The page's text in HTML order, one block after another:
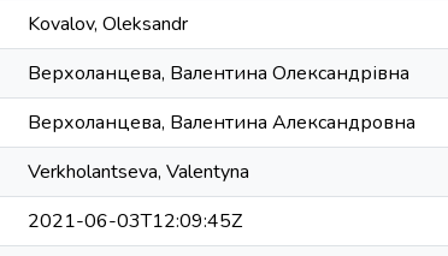
Kovalov, Oleksandr
Верхоланцева, Валентина Олександрівна
Верхоланцева, Валентина Александровна
Verkholantseva, Valentyna
2021-06-03T12:09:45Z